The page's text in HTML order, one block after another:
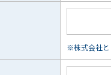
※株式会社と